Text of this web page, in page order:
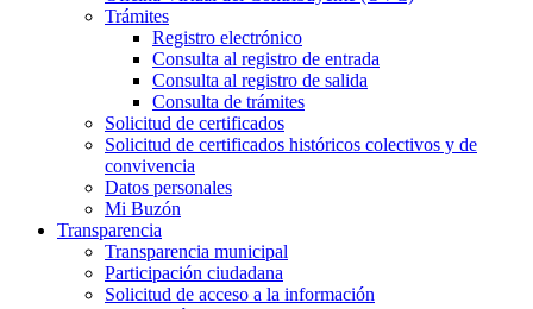
Trámites
Registro electrónico
Consulta al registro de entrada
Consulta al registro de salida
Consulta de trámites
Solicitud de certificados
Solicitud de certificados históricos colectivos y de
convivencia
Datos personales
Mi Buzón
Transparencia
Transparencia municipal
Participación ciudadana
Solicitud de acceso a la información